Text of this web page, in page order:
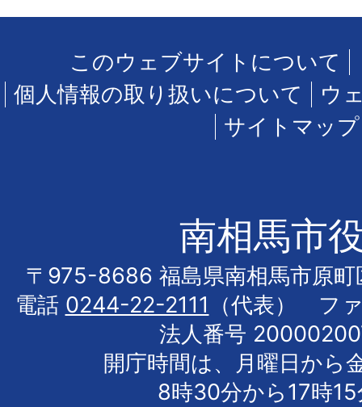
このウェブサイトについて
個人情報の取り扱いについて
ウ
サイトマップ
南相馬市
〒975-8686 福島県南相馬市原町
電話 0244-22-2111
（代表） フ
法人番号
開庁時間は、月曜日から
8時30分から17時